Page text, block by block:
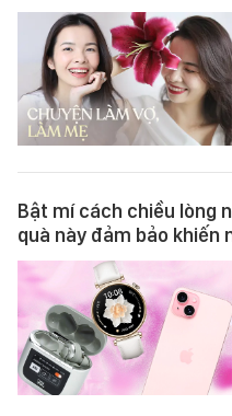
Bật mí cách chiều lòng
quà này đảm bảo khiến